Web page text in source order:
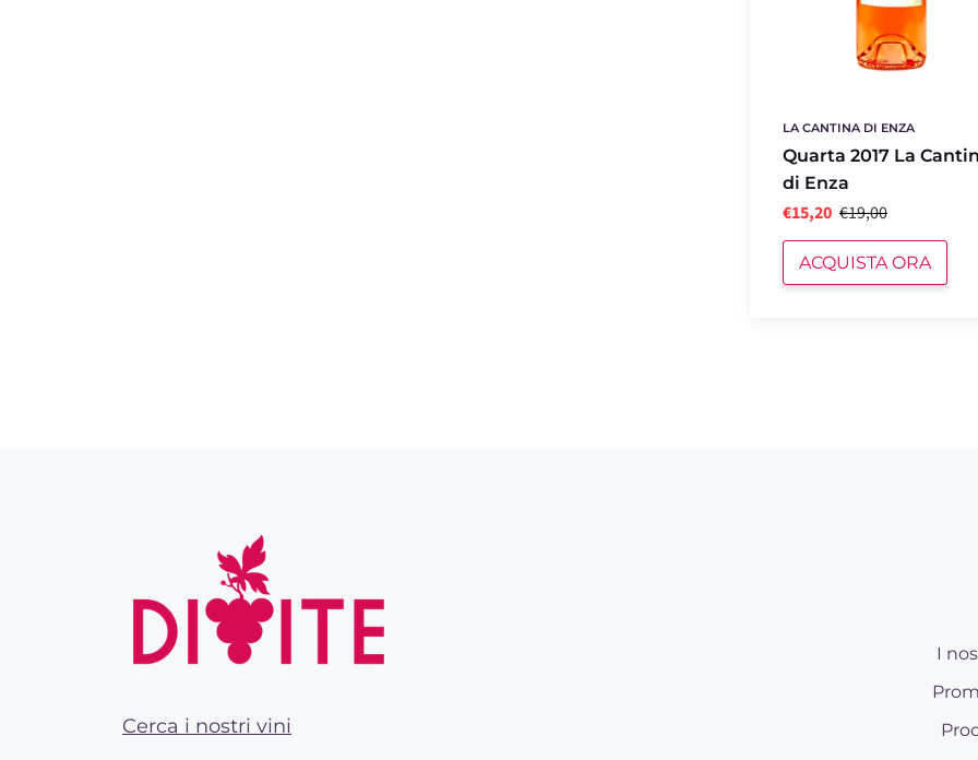
LA CANTINA DI ENZA
Quarta 2017 La
di Enza
€15,20 €19,00
ACQUISTA ORA
Cerca i nostri vini
I